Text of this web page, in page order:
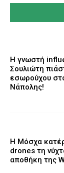
Η γνωστή
Σουλιώτη
εσωρούχου
Νάπολης!
Η Μόσχα
drones τη
αποθήκη της